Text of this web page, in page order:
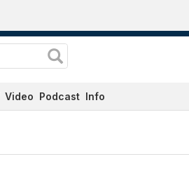
Video Podcast Info